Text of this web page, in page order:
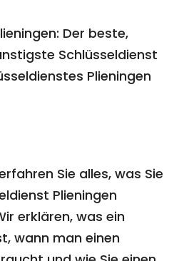
Der beste,
Schlüsseldienst
Plieningen
Sie alles, was Sie
Plieningen
erklären, was ein
wann man einen